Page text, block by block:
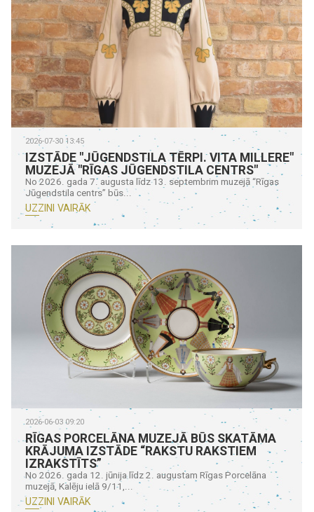
2026-07-30 13:45
IZSTĀDE "JŪGENDSTILA TĒRPI. VITA MILLERE"
MUZEJĀ "RĪGAS JŪGENDSTILA CENTRS"
No 2026. gada 7. augusta līdz 13. septembrim muzejā “Rīgas
Jūgendstila centrs” būs...
UZZINI VAIRĀK
2026-06-03 09:20
RĪGAS PORCELĀNA MUZEJĀ BŪS SKATĀMA
KRĀJUMA IZSTĀDE “RAKSTU RAKSTIEM
IZRAKSTĪTS”
No 2026. gada 12. jūnija līdz 2. augustam Rīgas Porcelāna
muzejā, Kalēju ielā 9/11,...
UZZINI VAIRĀK